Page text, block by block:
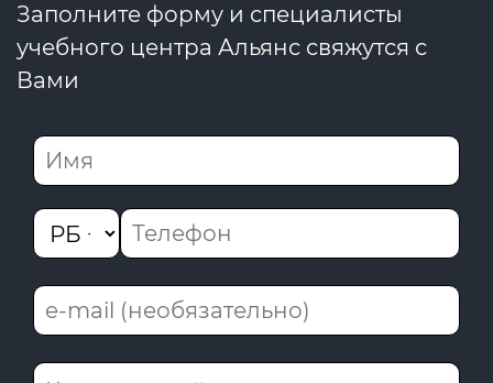
Заполните форму и специалисты
учебного центра Альянс свяжутся с
Вами